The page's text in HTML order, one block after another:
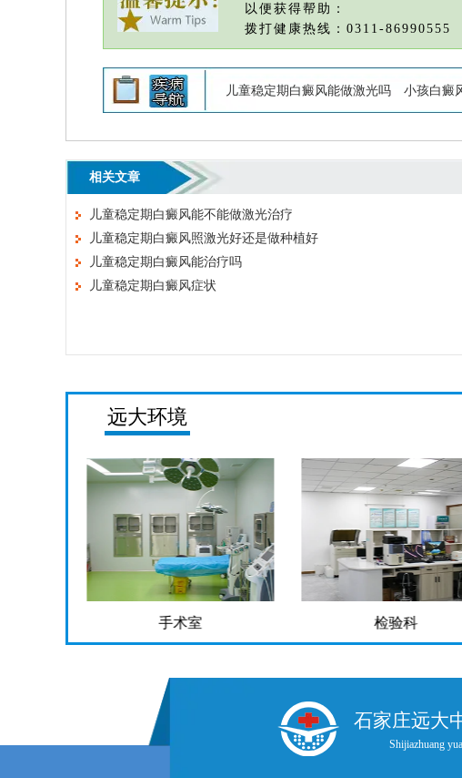
以便获得帮助：
拨打健康热线：0311-86990555
儿童稳定期白癜风能做激光吗 小孩白癜
相关文章
儿童稳定期白癜风能不能做激光治疗
儿童稳定期白癜风照激光好还是做种植好
儿童稳定期白癜风能治疗吗
儿童稳定期白癜风症状
远大环境
手术室 检验科
石家庄远大
Shijiazhuang